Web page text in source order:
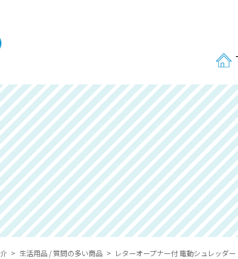
生活用品 /質問の多い商品 レターオープナー付 電動シュレッダー